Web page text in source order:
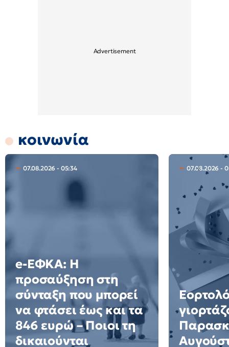
κοινωνία
07.08.2026 - 05:34
e-ΕΦΚΑ: Η
προσαύξηση στη
σύνταξη που μπορεί
να φτάσει έως και τα
846 ευρώ – Ποιοι τη
δικαιούνται
07.08.2026 -